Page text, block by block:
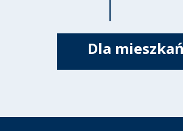
Dla